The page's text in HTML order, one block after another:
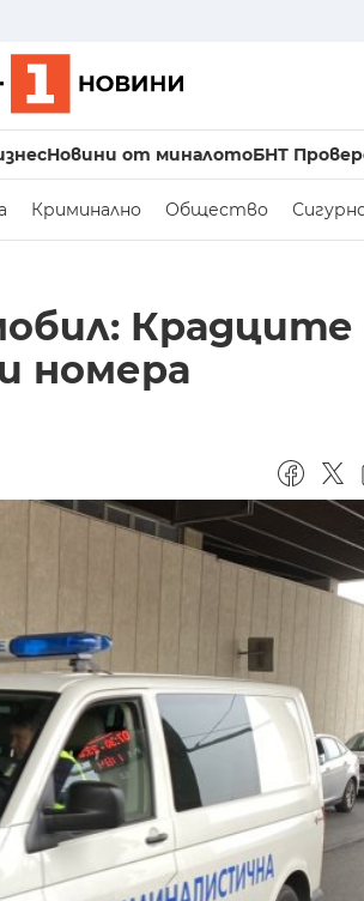
Новини от миналотоБНТ
Криминално Общество
Крадците
номера